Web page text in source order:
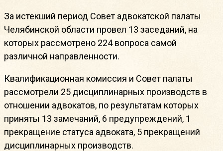
За истекший период Совет адвокатской палаты
Челябинской области провел 13 заседаний, на
которых рассмотрено 224 вопроса самой
различной направленности.
Квалификационная комиссия и Совет палаты
рассмотрели 25 дисциплинарных производств в
отношении адвокатов, по результатам которых
приняты 13 замечаний, 6 предупреждений, 1
прекращение статуса адвоката, 5 прекращений
дисциплинарных производств.